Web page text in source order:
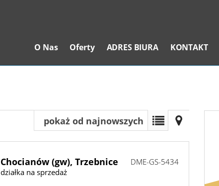
O Nas Oferty ADRES BIURA KONTAKT
pokaż od najnowszych
Chocianów (gw), Trzebnice
działka na sprzedaż
DME-GS-5434